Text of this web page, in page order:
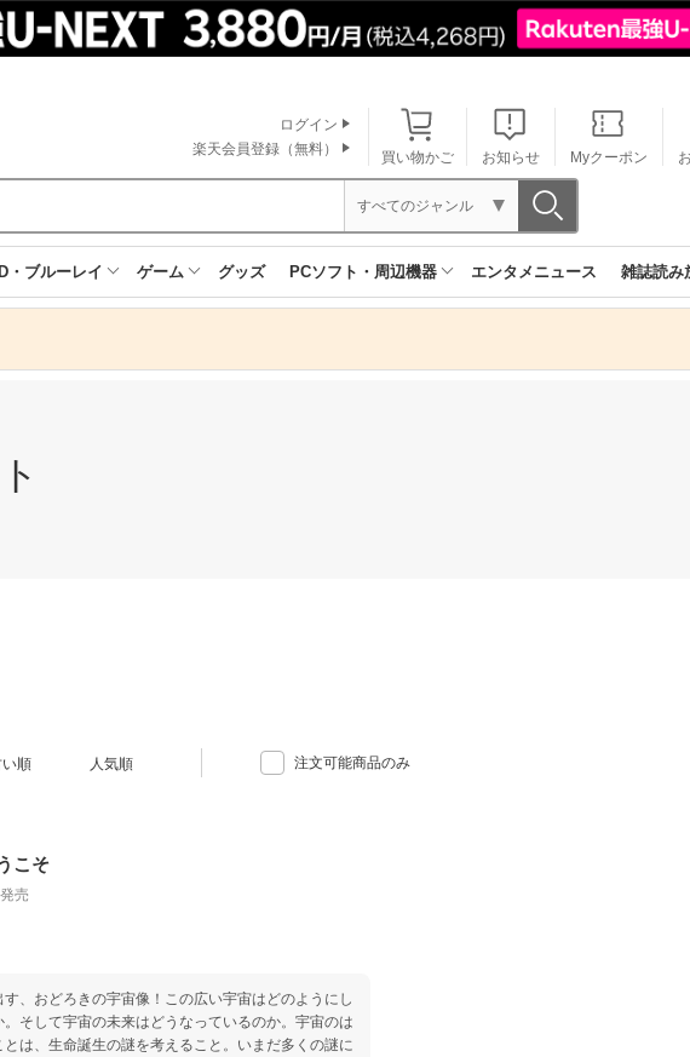
買い物かご お知らせ Myクーポン
ログイン
楽天会員登録（無料）
すべてのジャンル
・ブルーレイ ゲーム グッズ PCソフト・周辺機器 エンタメニュース 雑誌読み
順 人気順 注文可能商品のみ
こそ
発売
、おどろきの宇宙像！この広い宇宙はどのようにし
そして宇宙の未来はどうなっているのか。宇宙のは
とは、生命誕生の謎を考えること。いまだ多くの謎に